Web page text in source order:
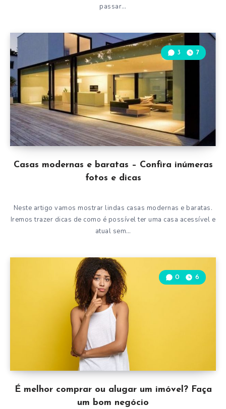
passar…
Casas modernas e baratas – Confira inúmeras
fotos e dicas
3 7
Neste artigo vamos mostrar lindas casas modernas e baratas.
Iremos trazer dicas de como é possível ter uma casa acessível e
atual sem…
É melhor comprar ou alugar um imóvel? Faça
um bom negócio
0 6